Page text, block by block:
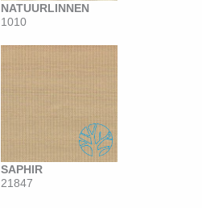
NATUURLINNEN
1010
SAPHIR
21847